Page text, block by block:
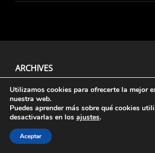
ARCHIVES
Aviso Legal, Políticas De
Utilizamos cookies para ofrecerte la mejor
nuestra web.
Puedes aprender más sobre qué cookies
desactivarlas en los ajustes.
Aceptar